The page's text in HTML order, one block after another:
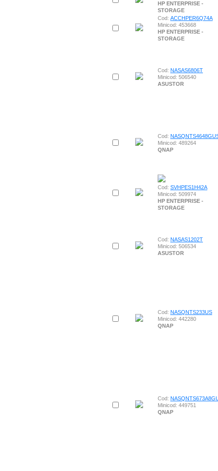
HP ENTERPRISE -
STORAGE
Cod: ACCHPER6Q74A
Minicod: 453668
HP ENTERPRISE -
STORAGE
Cod: NASAS6806T
Minicod: 506540
ASUSTOR
Cod:
Minicod: 489264
QNAP
Cod: SVHPES1H42A
Minicod: 509974
HP ENTERPRISE -
STORAGE
Cod: NASAS1202T
Minicod: 506534
ASUSTOR
Cod: NASQNTS233US
Minicod: 442280
QNAP
Cod:
Minicod: 449751
QNAP